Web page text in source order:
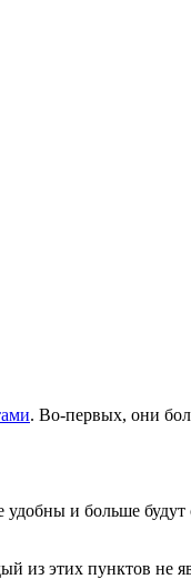
. Во-первых, они
и больше будут
из этих пунктов не